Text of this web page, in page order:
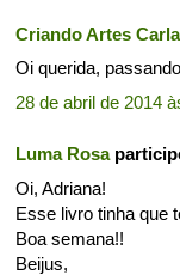
Criando Artes Carla
Oi querida,
28 de abril de 2014
Luma Rosa
Oi, Adriana!
Esse livro tinha que
Boa semana!!
Beijus,